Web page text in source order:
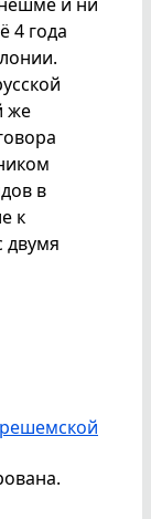
4 года
же
в
к
двумя